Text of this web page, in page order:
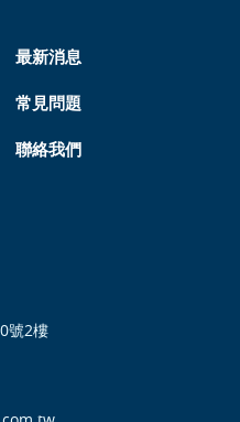
最新消息
常見問題
聯絡我們
號2樓